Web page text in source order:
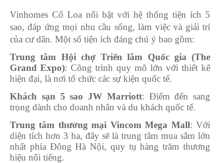
Vinhomes Cổ Loa nổi bật với hệ thống tiện ích 5
sao, đáp ứng mọi nhu cầu sống, làm việc và giải trí
của cư dân. Một số tiện ích đáng chú ý bao gồm:
Trung tâm Hội chợ Triển lãm Quốc gia (The
Grand Expo): Công trình quy mô lớn với thiết kế
hiện đại, là nơi tổ chức các sự kiện quốc tế.
Khách sạn 5 sao JW Marriott: Điểm đến sang
trọng dành cho doanh nhân và du khách quốc tế.
Trung tâm thương mại Vincom Mega Mall: Với
diện tích hơn 3 ha, đây sẽ là trung tâm mua sắm lớn
nhất phía Đông Hà Nội, quy tụ hàng trăm thương
hiệu nổi tiếng.